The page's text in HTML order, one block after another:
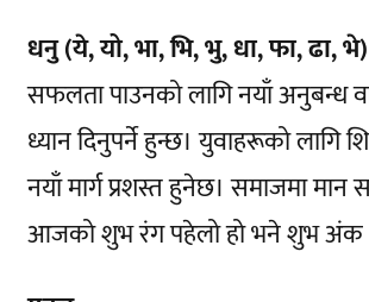
धनु (ये, यो, भा, भि, भु, धा, फा, ढा, भे)
सफलता पाउनको लागि नयाँ अनुबन्ध
ध्यान दिनुपर्ने हुन्छ। युवाहरूको लागि
नयाँ मार्ग प्रशस्त हुनेछ। समाजमा मान
आजको शुभ रंग पहेलो हो भने शुभ अंक